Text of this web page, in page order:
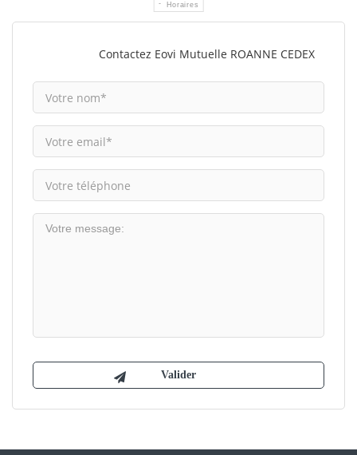
Horaires
Contactez Eovi Mutuelle ROANNE CEDEX